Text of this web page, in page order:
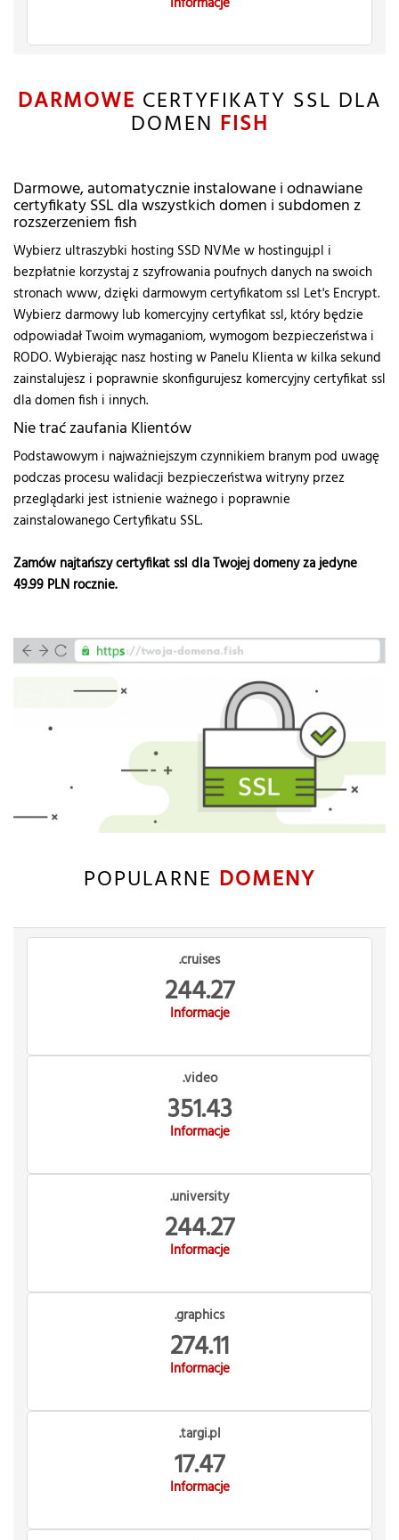
DARMOWE CERTYFIKATY SSL DLA
DOMEN FISH
Darmowe, automatycznie instalowane i odnawiane
certyfikaty SSL dla wszystkich domen i subdomen z
rozszerzeniem fish
Wybierz ultraszybki hosting SSD NVMe w hostinguj.pl i
bezpłatnie korzystaj z szyfrowania poufnych danych na swoich
stronach www, dzięki darmowym certyfikatom ssl Let's Encrypt.
Wybierz darmowy lub komercyjny certyfikat ssl, który będzie
odpowiadał Twoim wymaganiom, wymogom bezpieczeństwa i
RODO. Wybierając nasz hosting w Panelu Klienta w kilka sekund
zainstalujesz i poprawnie skonfigurujesz komercyjny certyfikat ssl
dla domen fish i innych.
Nie trać zaufania Klientów
Podstawowym i najważniejszym czynnikiem branym pod uwagę
podczas procesu walidacji bezpieczeństwa witryny przez
przeglądarki jest istnienie ważnego i poprawnie
zainstalowanego Certyfikatu SSL.
Zamów najtańszy certyfikat ssl dla Twojej domeny za jedyne
49.99 PLN rocznie.
POPULARNE DOMENY
.cruises
244.27
Informacje
.video
351.43
Informacje
.university
244.27
Informacje
.graphics
274.11
Informacje
.targi.pl
17.47
Informacje